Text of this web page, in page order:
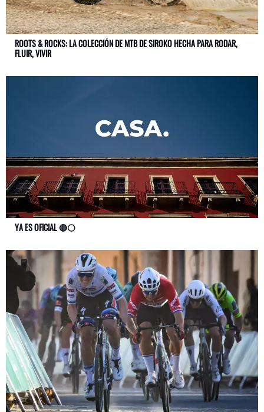
ROOTS & ROCKS: LA COLECCIÓN DE MTB DE SIROKO HECHA PARA RODAR,
FLUIR, VIVIR
YA ES OFICIAL 🔴⚪